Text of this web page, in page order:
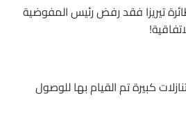
تيريزا فقد رفض رئيس المفوضية
كبيرة تم القيام بها للوصول